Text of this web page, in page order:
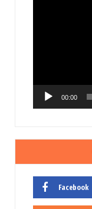
00:00
Facebook